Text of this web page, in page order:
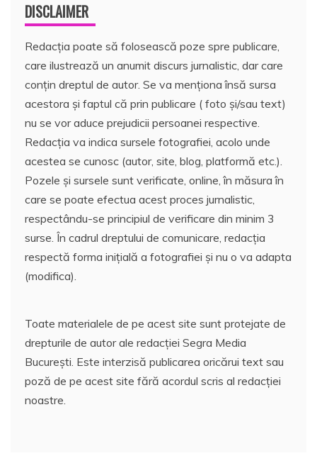
DISCLAIMER
Redacția poate să folosească poze spre publicare,
care ilustrează un anumit discurs jurnalistic, dar care
conțin dreptul de autor. Se va menționa însă sursa
acestora și faptul că prin publicare ( foto și/sau text)
nu se vor aduce prejudicii persoanei respective.
Redacția va indica sursele fotografiei, acolo unde
acestea se cunosc (autor, site, blog, platformă etc.).
Pozele și sursele sunt verificate, online, în măsura în
care se poate efectua acest proces jurnalistic,
respectându-se principiul de verificare din minim 3
surse. În cadrul dreptului de comunicare, redacția
respectă forma inițială a fotografiei și nu o va adapta
(modifica).
Toate materialele de pe acest site sunt protejate de
drepturile de autor ale redacției Segra Media
București. Este interzisă publicarea oricărui text sau
poză de pe acest site fără acordul scris al redacției
noastre.